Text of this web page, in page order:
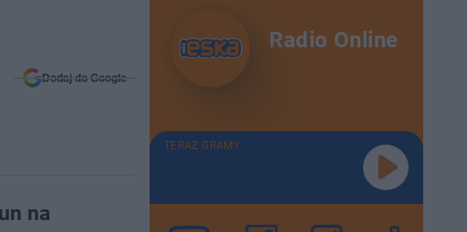
Dodaj do Google
na
Radio Online
TERAZ GRAMY